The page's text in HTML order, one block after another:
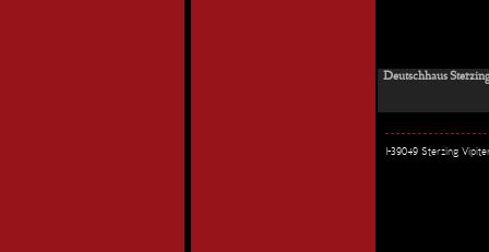
Deutschhaus
I-39049 Sterzing